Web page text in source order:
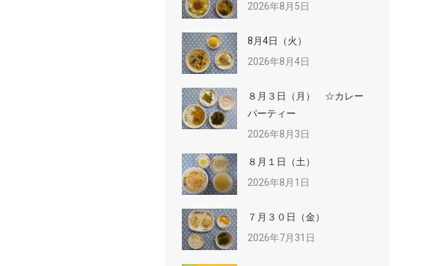
2026年8月5日
8月4日（火）
2026年8月4日
８月３日（月） ☆カレー
パーティー
2026年8月3日
８月１日（土）
2026年8月1日
７月３０日（金）
2026年7月31日